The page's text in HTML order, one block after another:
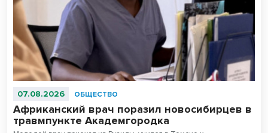
07.08.2026 ОБЩЕСТВО
Африканский врач поразил новосибирцев в
травмпункте Академгородка